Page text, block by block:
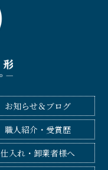
お知らせ＆ブログ
職人紹介・受賞歴
仕入れ・卸業者様へ